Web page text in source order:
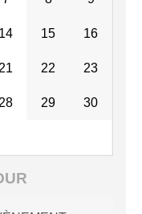
14 15 16
21 22 23
28 29 30